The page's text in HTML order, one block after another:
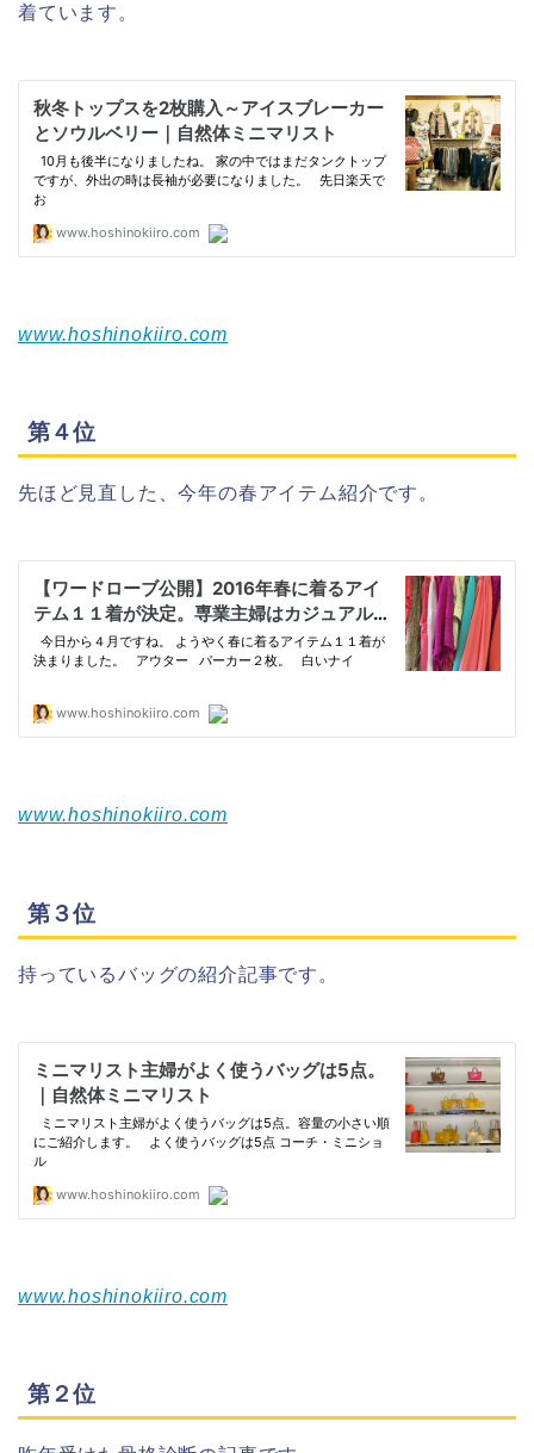
着ています。
www.hoshinokiiro.com
第４位
先ほど見直した、今年の春アイテム紹介です。
www.hoshinokiiro.com
第３位
持っているバッグの紹介記事です。
www.hoshinokiiro.com
第２位